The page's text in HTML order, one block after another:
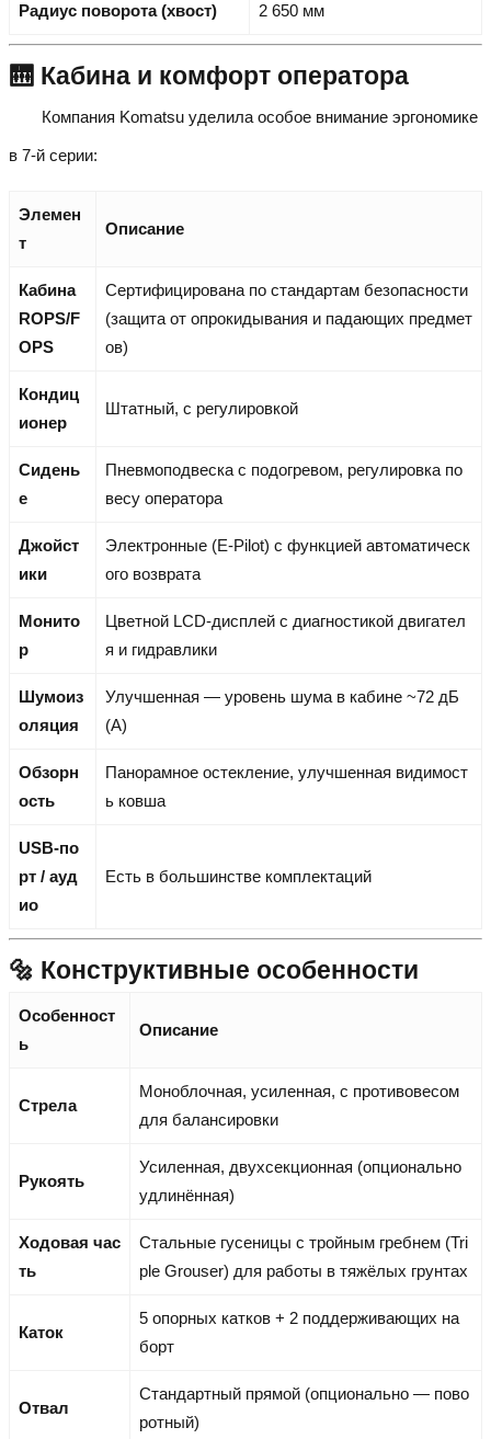
Радиус поворота (хвост) 2 650 мм
🛗 Кабина и комфорт оператора
Компания Komatsu уделила особое внимание эргономике
в 7-й серии:
Элемен
т
Описание
Кабина
ROPS/F
OPS
Сертифицирована по стандартам безопасности
(защита от опрокидывания и падающих предмет
ов)
Кондиц
ионер
Штатный, с регулировкой
Сидень
е
Пневмоподвеска с подогревом, регулировка по
весу оператора
Джойст
ики
Электронные (E-Pilot) с функцией автоматическ
ого возврата
Монито
р
Цветной LCD-дисплей с диагностикой двигател
я и гидравлики
Шумоиз
оляция
Улучшенная — уровень шума в кабине ~72 дБ
(А)
Обзорн
ость
Панорамное остекление, улучшенная видимост
ь ковша
USB-по
рт / ауд
ио
Есть в большинстве комплектаций
🔩 Конструктивные особенности
Особенност
ь
Описание
Стрела
Моноблочная, усиленная, с противовесом
для балансировки
Рукоять
Усиленная, двухсекционная (опционально
удлинённая)
Ходовая час
ть
Стальные гусеницы с тройным гребнем (Tri
ple Grouser) для работы в тяжёлых грунтах
Каток
5 опорных катков + 2 поддерживающих на
борт
Отвал
Стандартный прямой (опционально — пово
ротный)